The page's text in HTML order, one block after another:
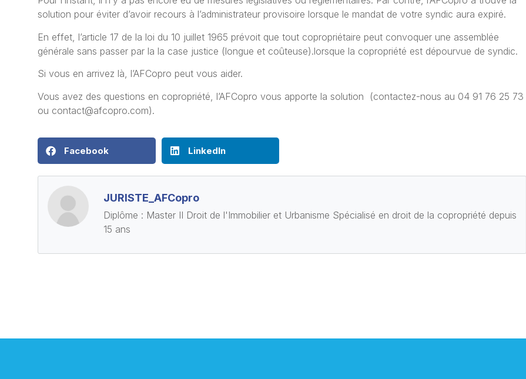
solution pour éviter d’avoir recours à l’administrateur provisoire lorsque le mandat de votre syndic aura expiré.
En effet, l’article 17 de la loi du 10 juillet 1965 prévoit que tout copropriétaire peut convoquer une assemblée
générale sans passer par la la case justice (longue et coûteuse).lorsque la copropriété est dépourvue de syndic.
Si vous en arrivez là, l’AFCopro peut vous aider.
Vous avez des questions en copropriété, l’AFCopro vous apporte la solution (contactez-nous au 04 91 76 25 73
ou contact@afcopro.com).
Facebook LinkedIn
JURISTE_AFCopro
Diplôme : Master II Droit de l'Immobilier et Urbanisme Spécialisé en droit de la copropriété depuis
15 ans